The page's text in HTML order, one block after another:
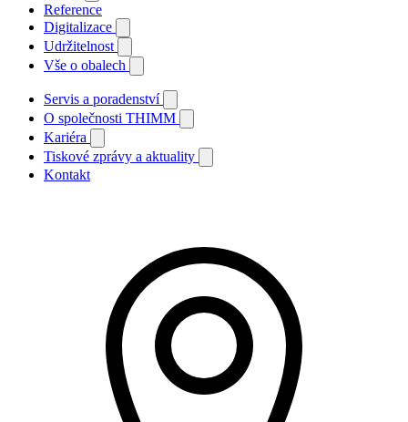
Reference
Digitalizace
Udržitelnost
Vše o obalech
Servis a poradenství
O společnosti THIMM
Kariéra
Tiskové zprávy a aktuality
Kontakt